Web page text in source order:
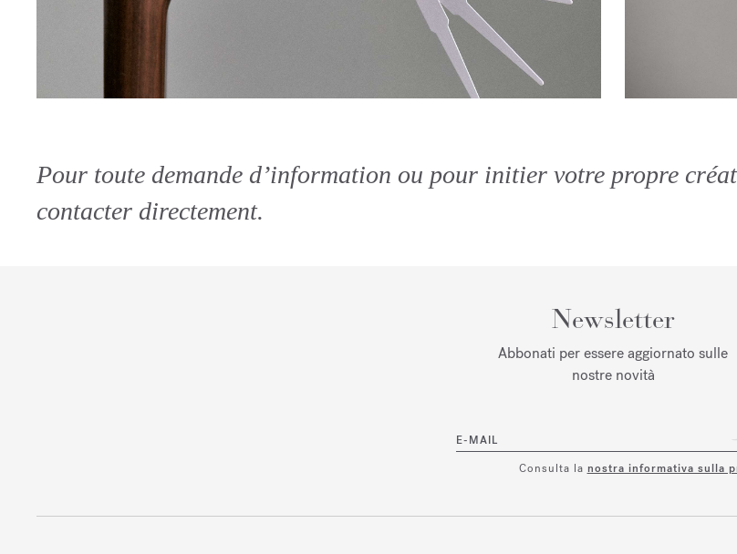
Pour toute demande d’information ou pour initier votre propre
contacter directement.
Newsletter
Abbonati per essere aggiornato sulle
nostre novità
E-MAIL
Consulta la nostra informativa sulla